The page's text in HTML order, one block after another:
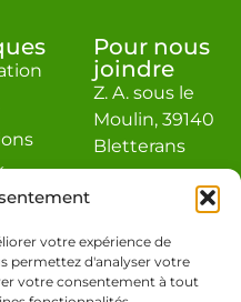
votre expérience de
permettez d'analyser votre
votre consentement à tout
Pour nous
joindre
Z. A. sous le
Moulin, 39140
Bletterans
jacquier.com
Téléphone : 03
84 48 19 86